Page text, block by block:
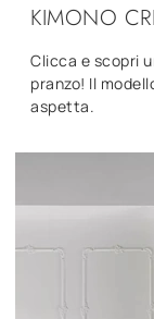
KIMONO
Clicca e scopri
pranzo! Il
aspetta.